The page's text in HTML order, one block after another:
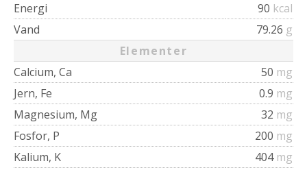
Energi
90 kcal
Vand
79.26 g
Elementer
Calcium, Ca
50 mg
Jern, Fe
0.9 mg
Magnesium, Mg
32 mg
Fosfor, P
200 mg
Kalium, K
404 mg